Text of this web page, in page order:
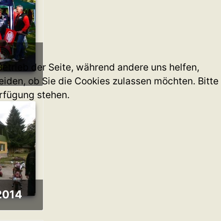
der Seite, während andere uns helfen,
ob Sie die Cookies zulassen möchten. Bitte
stehen.